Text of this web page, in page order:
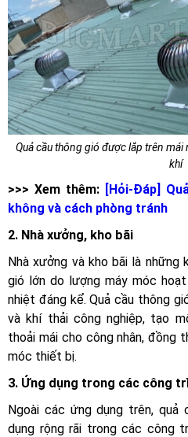
Quả cầu thông gió được lắp trên
khí
>>> Xem thêm:
[Hỏi-Đáp]
không và cách phòng tránh
2. Nhà xưởng, kho bãi
Nhà xưởng và kho bãi là những
gió lớn do lượng máy móc
nhiệt đáng kể. Quả cầu thông
và khí thải công nghiệp, tạo
thoải mái cho công nhân, đồng
móc thiết bị.
3. Ứng dụng trong các công
Ngoài các ứng dụng trên,
dụng rộng rãi trong các công